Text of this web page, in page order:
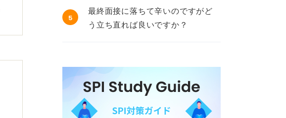
5
最終面接に落ちて辛いのですがど
う立ち直れば良いですか？